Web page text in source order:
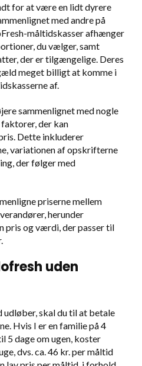
for at være en lidt dyrere
med andre på
måltidskasser afhænger
du vælger, samt
der er tilgængelige. Deres
meget billigt at komme i
af.
sammenlignet med nogle
der kan
Dette inkluderer
variationen af opskrifterne
der følger med
priserne mellem
herunder
pris og værdi, der passer til
uden
skal du til at betale
Hvis I er en familie på 4
5 dage om ugen, koster
dvs. ca. 46 kr. per måltid